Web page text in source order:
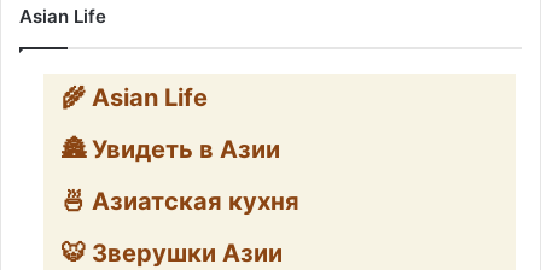
Asian Life
🌾 Asian Life
🏯 Увидеть в Азии
🍜 Азиатская кухня
🐯 Зверушки Азии